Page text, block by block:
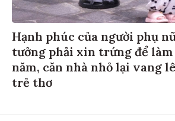
Hạnh phúc của người phụ
tưởng phải xin trứng để làm
năm, căn nhà nhỏ lại vang
trẻ thơ